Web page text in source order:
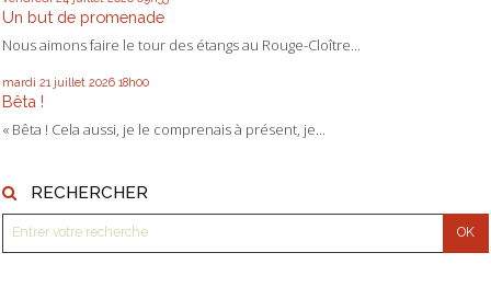
Un but de promenade
Nous aimons faire le tour des étangs au Rouge-Cloître...
mardi 21 juillet 2026 18h00
Bêta !
« Bêta ! Cela aussi, je le comprenais à présent, je...
RECHERCHER